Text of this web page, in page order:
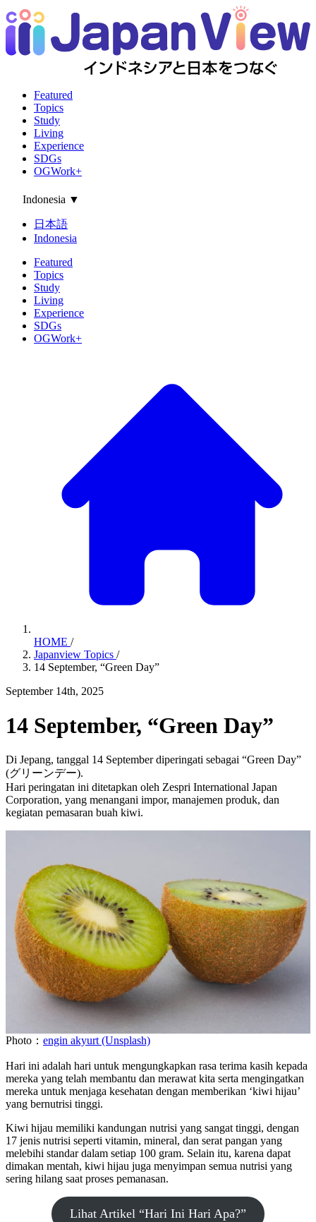
Featured
Topics
Study
Living
Experience
SDGs
OGWork+
Indonesia ▼
日本語
Indonesia
Featured
Topics
Study
Living
Experience
SDGs
OGWork+
HOME /
Japanview Topics /
14 September, “Green Day”
September 14th, 2025
14 September, “Green Day”
Di Jepang, tanggal 14 September diperingati sebagai “Green Day”
(グリーンデー).
Hari peringatan ini ditetapkan oleh Zespri International Japan
Corporation, yang menangani impor, manajemen produk, dan
kegiatan pemasaran buah kiwi.
Photo： engin akyurt (Unsplash)
Hari ini adalah hari untuk mengungkapkan rasa terima kasih kepada
mereka yang telah membantu dan merawat kita serta mengingatkan
mereka untuk menjaga kesehatan dengan memberikan ‘kiwi hijau’
yang bernutrisi tinggi.
Kiwi hijau memiliki kandungan nutrisi yang sangat tinggi, dengan
17 jenis nutrisi seperti vitamin, mineral, dan serat pangan yang
melebihi standar dalam setiap 100 gram. Selain itu, karena dapat
dimakan mentah, kiwi hijau juga menyimpan semua nutrisi yang
sering hilang saat proses pemanasan.
Lihat Artikel “Hari Ini Hari Apa?”